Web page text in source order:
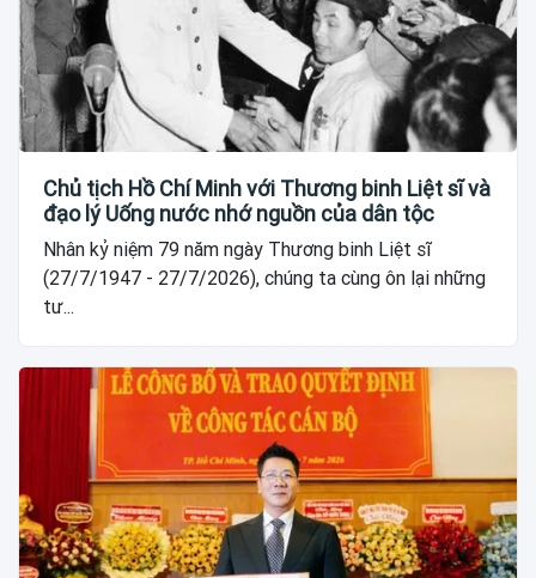
Chủ tịch Hồ Chí Minh với Thương binh Liệt sĩ và
đạo lý Uống nước nhớ nguồn của dân tộc
Nhân kỷ niệm 79 năm ngày Thương binh Liệt sĩ
(27/7/1947 - 27/7/2026), chúng ta cùng ôn lại những
tư...